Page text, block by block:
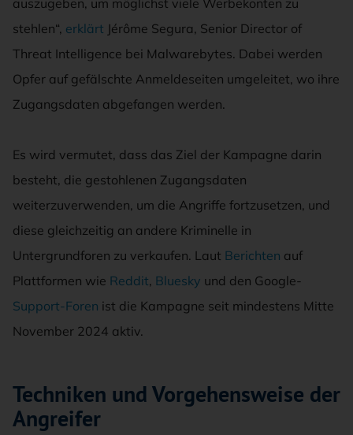
stehlen“, erklärt Jérôme Segura, Senior Director of
Threat Intelligence bei Malwarebytes. Dabei werden
Opfer auf gefälschte Anmeldeseiten umgeleitet, wo ihre
Zugangsdaten abgefangen werden.
Es wird vermutet, dass das Ziel der Kampagne darin
besteht, die gestohlenen Zugangsdaten
weiterzuverwenden, um die Angriffe fortzusetzen, und
diese gleichzeitig an andere Kriminelle in
Untergrundforen zu verkaufen. Laut Berichten auf
Plattformen wie Reddit, Bluesky und den Google-
Support-Foren ist die Kampagne seit mindestens Mitte
November 2024 aktiv.
Techniken und Vorgehensweise der
Angreifer